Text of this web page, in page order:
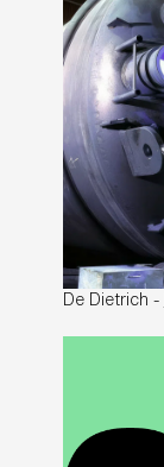
De Dietrich -